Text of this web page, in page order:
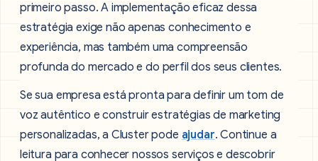
primeiro passo. A implementação eficaz dessa
estratégia exige não apenas conhecimento e
experiência, mas também uma compreensão
profunda do mercado e do perfil dos seus clientes.
Se sua empresa está pronta para definir um tom de
voz autêntico e construir estratégias de marketing
personalizadas, a Cluster pode ajudar. Continue a
leitura para conhecer nossos serviços e descobrir